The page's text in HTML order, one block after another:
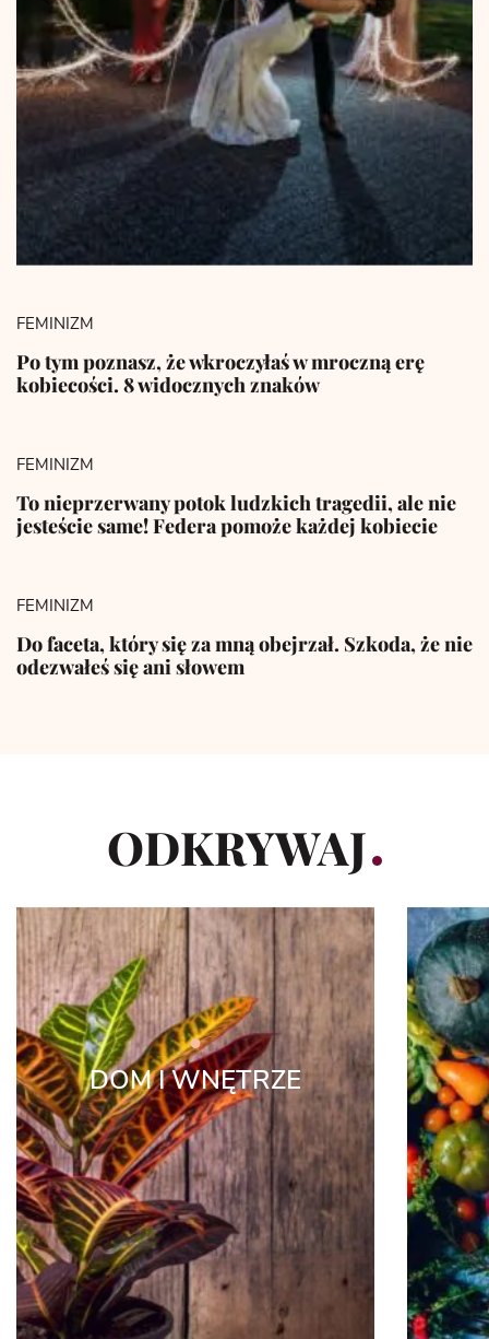
FEMINIZM
Po tym poznasz, że wkroczyłaś w mroczną erę
kobiecości. 8 widocznych znaków
FEMINIZM
To nieprzerwany potok ludzkich tragedii, ale nie
jesteście same! Federa pomoże każdej kobiecie
FEMINIZM
Do faceta, który się za mną obejrzał. Szkoda, że nie
odezwałeś się ani słowem
ODKRYWAJ
DOM I WNĘTRZE